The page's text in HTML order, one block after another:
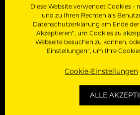
Zugriff auf alle Artikel, Videos
Diese Website verwendet Cookies -
und zu Ihren Rechten als
Datenschutzerklärung am Ende der
Akzeptieren“, um Cookies zu
Webseite besuchen zu können,
Einstellungen“, um Ihre
Cookie-Einstellungen
ALLE